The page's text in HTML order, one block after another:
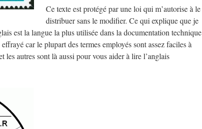
Ce texte est protégé par une loi qui m’autorise à le
distribuer sans le modifier. Ce qui explique que je
est la langue la plus utilisée dans la documentation technique
car le plupart des termes employés sont assez faciles à
les autres sont là aussi pour vous aider à lire l’anglais